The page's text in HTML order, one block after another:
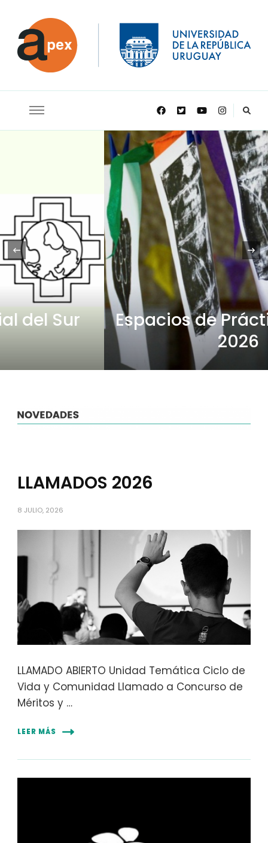
APEX
Espacios de Práctica Integral
2026
‹
LLAMADOS 2026
8 JULIO, 2026
LLAMADO ABIERTO Unidad Temática Ciclo de
Vida y Comunidad Llamado a Concurso de
Méritos y …
LEER MÁS